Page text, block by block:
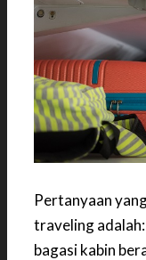
Pertanyaan
traveling
bagasi kabin